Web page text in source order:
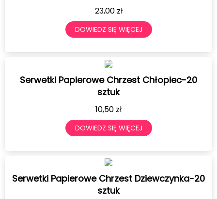
23,00 zł
DOWIEDZ SIĘ WIĘCEJ
Serwetki Papierowe Chrzest Chłopiec-20
sztuk
10,50 zł
DOWIEDZ SIĘ WIĘCEJ
Serwetki Papierowe Chrzest Dziewczynka-20
sztuk